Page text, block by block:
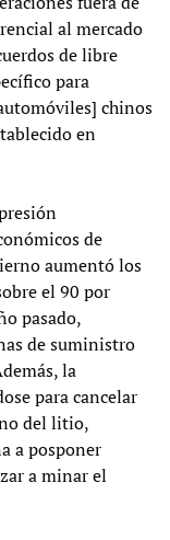
al mercado
de libre
para
chinos
en
de
aumentó los
el 90 por
pasado,
de suministro
la
para cancelar
del litio,
a posponer
a minar el